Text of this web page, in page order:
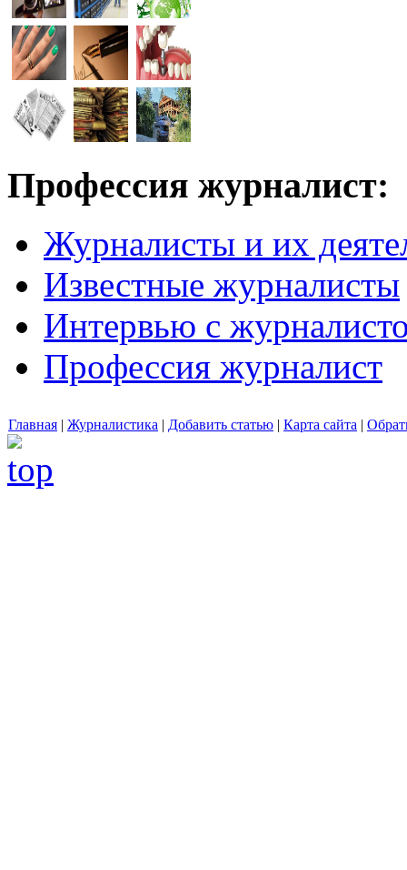
Профессия журналист:
Журналисты и их
Известные журналисты
Интервью с
Профессия журналист
Главная | Журналистика | Добавить статью | Карта сайта |